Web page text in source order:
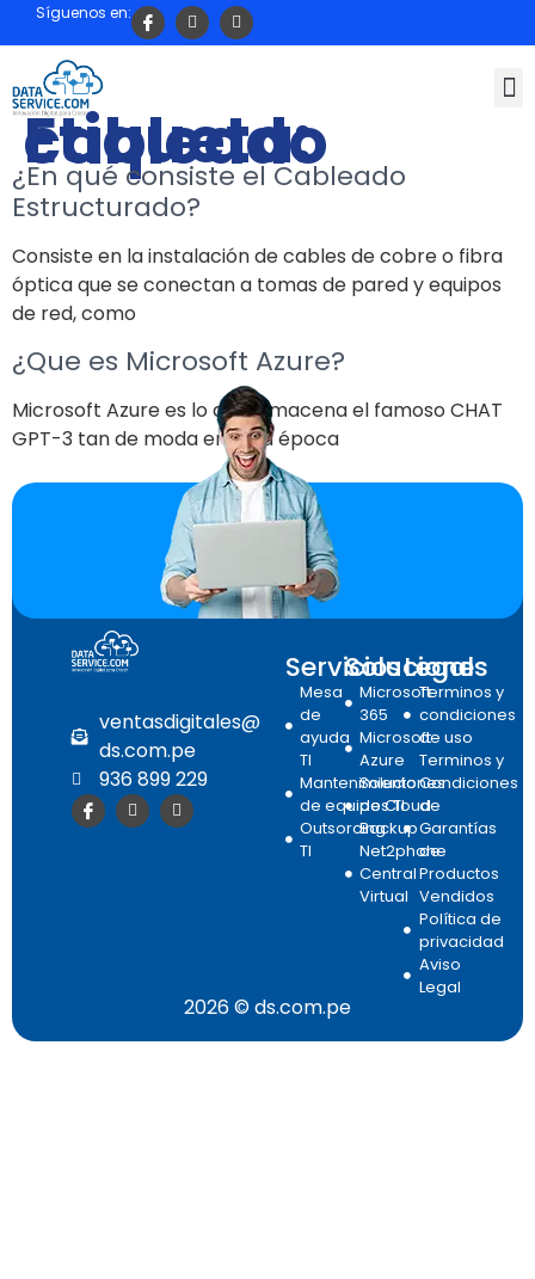
Síguenos en:
Etiqueta:
cableado
¿En qué consiste el Cableado
Estructurado?
Consiste en la instalación de cables de cobre o fibra
óptica que se conectan a tomas de pared y equipos
de red, como
¿Que es Microsoft Azure?
Microsoft Azure es lo que almacena el famoso CHAT
GPT-3 tan de moda en esta época
ventasdigitales@
ds.com.pe
936 899 229
Servicios
Mesa
de
ayuda
TI
Mantenimiento
de equipos TI
Outsorcing
TI
Soluciones
Microsoft
365
Microsoft
Azure
Soluciones
de Cloud
Backup
Net2phone
Central
Virtual
Legal
Terminos y
condiciones
de uso
Terminos y
Condiciones
de
Garantías
de
Productos
Vendidos
Política de
privacidad
Aviso
Legal
2026 © ds.com.pe